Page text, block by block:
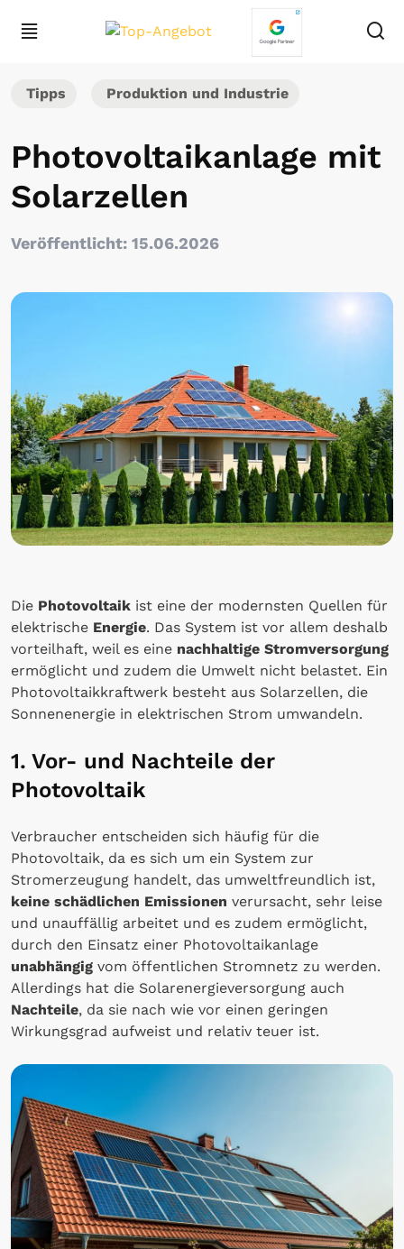
Tipps Produktion und Industrie
Photovoltaikanlage mit
Solarzellen
Veröffentlicht: 15.06.2026
Die Photovoltaik ist eine der modernsten Quellen für
elektrische Energie. Das System ist vor allem deshalb
vorteilhaft, weil es eine nachhaltige Stromversorgung
ermöglicht und zudem die Umwelt nicht belastet. Ein
Photovoltaikkraftwerk besteht aus Solarzellen, die
Sonnenenergie in elektrischen Strom umwandeln.
1. Vor- und Nachteile der
Photovoltaik
Verbraucher entscheiden sich häufig für die
Photovoltaik, da es sich um ein System zur
Stromerzeugung handelt, das umweltfreundlich ist,
keine schädlichen Emissionen verursacht, sehr leise
und unauffällig arbeitet und es zudem ermöglicht,
durch den Einsatz einer Photovoltaikanlage
unabhängig vom öffentlichen Stromnetz zu werden.
Allerdings hat die Solarenergieversorgung auch
Nachteile, da sie nach wie vor einen geringen
Wirkungsgrad aufweist und relativ teuer ist.